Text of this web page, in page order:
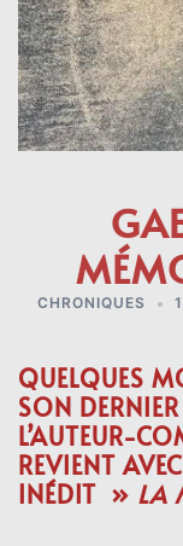
CHRONIQUES
QUELQUES
SON
L’AUTEUR-
REVIENT
INÉDIT » LA